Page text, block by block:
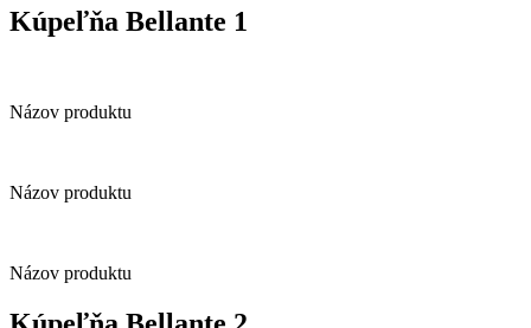
Kúpeľňa Bellante 1
Názov produktu
Názov produktu
Názov produktu